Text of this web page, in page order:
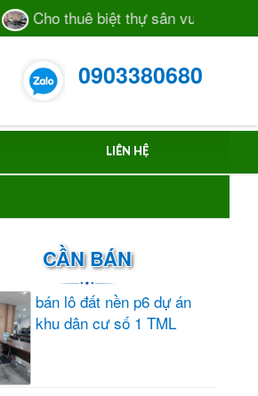
Cho thuê biệt thự sân vườn số 55/28
0903380680
LIÊN HỆ
CẦN BÁN
bán lô đất nền p6 dự án
khu dân cư số 1 TML